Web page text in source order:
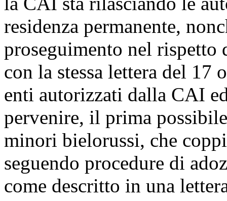
residenza permanente,
proseguimento nel rispetto
con la stessa lettera del
enti autorizzati dalla CAI
pervenire, il prima
minori bielorussi, che
seguendo procedure di
come descritto in una